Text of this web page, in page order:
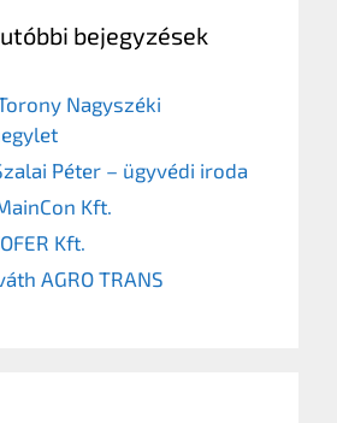
bejegyzések
Nagyszéki
Péter – ügyvédi iroda
Kft.
Kft.
AGRO TRANS